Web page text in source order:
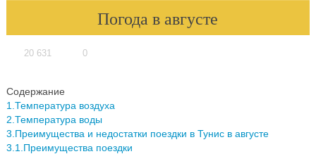
Погода в августе
20 631 0
Содержание
1.Температура воздуха
2.Температура воды
3.Преимущества и недостатки поездки в Тунис в августе
3.1.Преимущества поездки